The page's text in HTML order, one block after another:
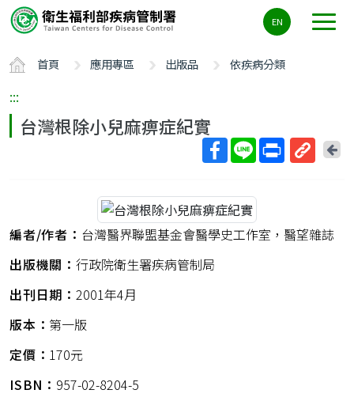
要
容
ALT+C
EN
首頁 應用專區 出版品 依疾病分類
:::
台灣根除小兒麻痹症紀實
網
址
回
編者/作者： 台灣醫界聯盟基金會醫學史工作室，醫望雜誌
出版機關： 行政院衛生署疾病管制局
出刊日期： 2001年4月
版本： 第一版
定價： 170元
ISBN： 957-02-8204-5